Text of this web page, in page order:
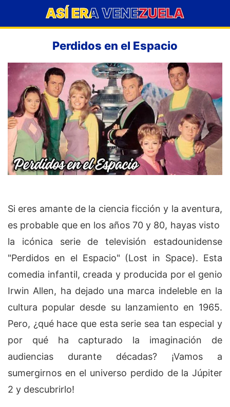
ASÍ ERA VENEZUELA
Perdidos en el Espacio
Si eres amante de la ciencia ficción y la aventura,
es probable que en los años 70 y 80, hayas visto
la icónica serie de televisión estadounidense
"Perdidos en el Espacio" (Lost in Space). Esta
comedia infantil, creada y producida por el genio
Irwin Allen, ha dejado una marca indeleble en la
cultura popular desde su lanzamiento en 1965.
Pero, ¿qué hace que esta serie sea tan especial y
por qué ha capturado la imaginación de
audiencias durante décadas? ¡Vamos a
sumergirnos en el universo perdido de la Júpiter
2 y descubrirlo!